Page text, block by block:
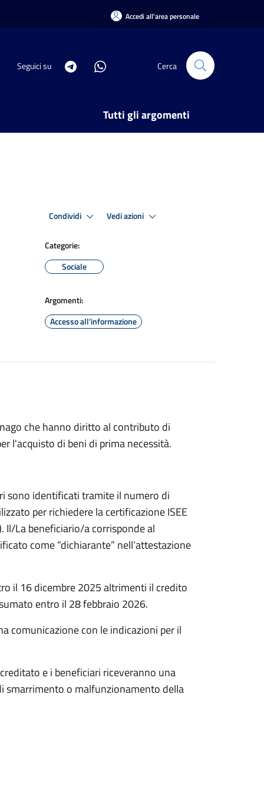
Accedi all'area personale
Seguici su Cerca
Tutti gli argomenti
Condividi Vedi azioni
Categorie:
Sociale
Argomenti:
Accesso all'informazione
che hanno diritto al contributo di
l'acquisto di beni di prima necessità.
sono identificati tramite il numero di
per richiedere la certificazione ISEE
Il/La beneficiario/a corrisponde al
come “dichiarante” nell’attestazione
il 16 dicembre 2025 altrimenti il credito
entro il 28 febbraio 2026.
comunicazione con le indicazioni per il
e i beneficiari riceveranno una
smarrimento o malfunzionamento della